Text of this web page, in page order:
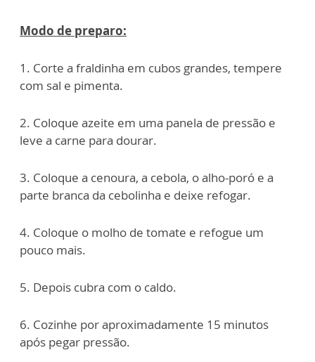
Modo de preparo:
1. Corte a fraldinha em cubos grandes, tempere
com sal e pimenta.
2. Coloque azeite em uma panela de pressão e
leve a carne para dourar.
3. Coloque a cenoura, a cebola, o alho-poró e a
parte branca da cebolinha e deixe refogar.
4. Coloque o molho de tomate e refogue um
pouco mais.
5. Depois cubra com o caldo.
6. Cozinhe por aproximadamente 15 minutos
após pegar pressão.